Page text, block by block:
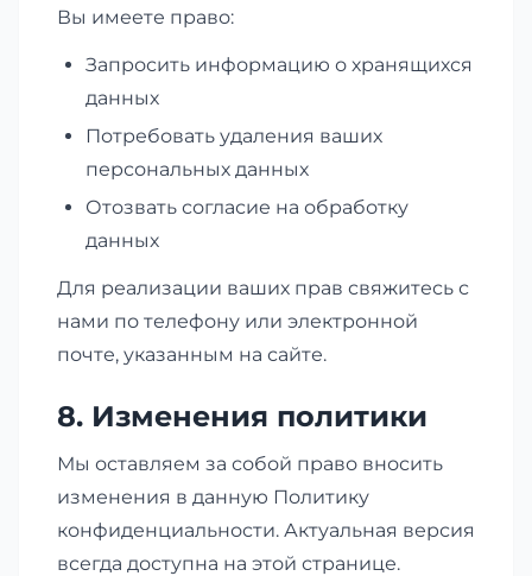
Вы имеете право:
Запросить информацию о хранящихся
данных
Потребовать удаления ваших
персональных данных
Отозвать согласие на обработку
данных
Для реализации ваших прав свяжитесь с
нами по телефону или электронной
почте, указанным на сайте.
8. Изменения политики
Мы оставляем за собой право вносить
изменения в данную Политику
конфиденциальности. Актуальная версия
всегда доступна на этой странице.